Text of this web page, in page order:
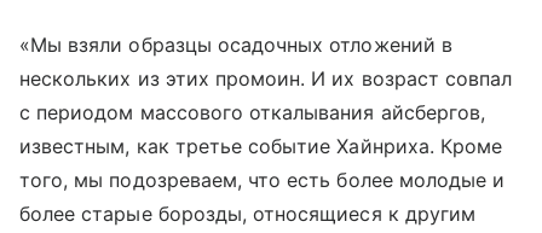
«Мы взяли образцы осадочных отложений в
нескольких из этих промоин. И их возраст совпал
с периодом массового откалывания айсбергов,
известным, как третье событие Хайнриха. Кроме
того, мы подозреваем, что есть более молодые и
более старые борозды, относящиеся к другим